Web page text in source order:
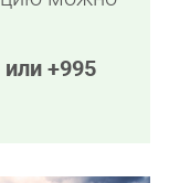
или +995